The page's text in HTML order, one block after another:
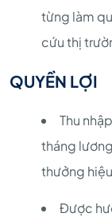
từng làm
cứu thị
QUYỀN LỢI
Thu
tháng
thưởng
Được